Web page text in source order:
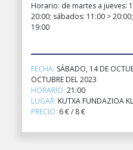
Horario: de martes a jueves:
20:00; sábados: 11:00 >
19:00
FECHA: SÁBADO, 14 DE
OCTUBRE DEL 2023
HORARIO:21:00
LUGAR: KUTXA FUNDAZIOA
PRECIO: 6 € / 8 €